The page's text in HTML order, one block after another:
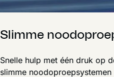
Slimme
Snelle hulp met één druk op
slimme